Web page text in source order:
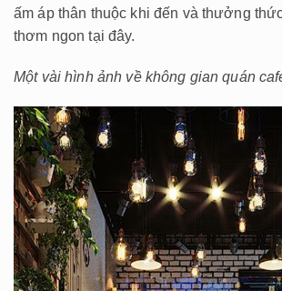
ấm áp thân thuộc khi đến và thưởng
thơm ngon tại đây.
Một vài hình ảnh về không gian quán